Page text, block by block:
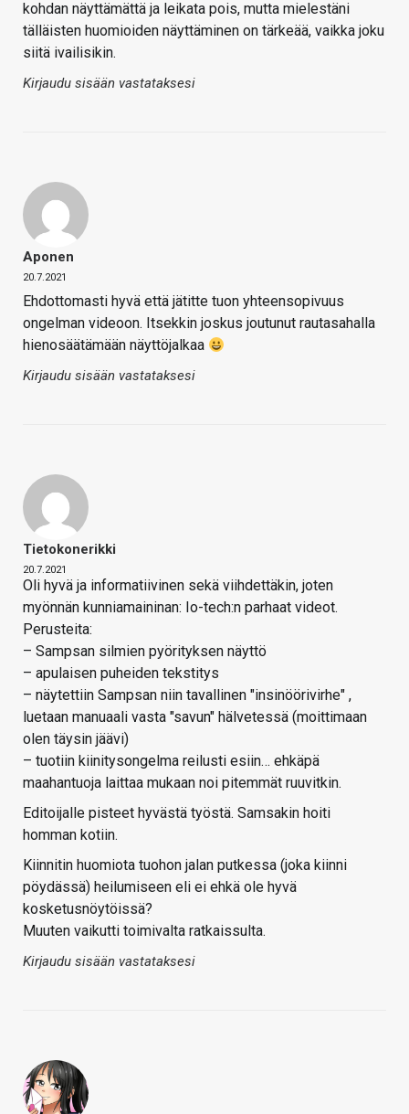
kohdan näyttämättä ja leikata pois, mutta mielestäni
tälläisten huomioiden näyttäminen on tärkeää, vaikka joku
siitä ivailisikin.
Kirjaudu sisään vastataksesi
Aponen
20.7.2021
Ehdottomasti hyvä että jätitte tuon yhteensopivuus
ongelman videoon. Itsekkin joskus joutunut rautasahalla
hienosäätämään näyttöjalkaa
Kirjaudu sisään vastataksesi
Tietokonerikki
20.7.2021
Oli hyvä ja informatiivinen sekä viihdettäkin, joten
myönnän kunniamaininan: Io-tech:n parhaat videot.
Perusteita:
– Sampsan silmien pyörityksen näyttö
– apulaisen puheiden tekstitys
– näytettiin Sampsan niin tavallinen "insinöörivirhe" ,
luetaan manuaali vasta "savun" hälvetessä (moittimaan
olen täysin jäävi)
– tuotiin kiinitysongelma reilusti esiin… ehkäpä
maahantuoja laittaa mukaan noi pitemmät ruuvitkin.
Editoijalle pisteet hyvästä työstä. Samsakin hoiti
homman kotiin.
Kiinnitin huomiota tuohon jalan putkessa (joka kiinni
pöydässä) heilumiseen eli ei ehkä ole hyvä
kosketusnöytöissä?
Muuten vaikutti toimivalta ratkaissulta.
Kirjaudu sisään vastataksesi